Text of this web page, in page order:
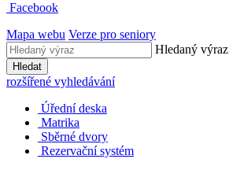
Facebook
Mapa webu Verze pro seniory
Hledaný výraz
Hledat
rozšířené vyhledávání
Úřední deska
Matrika
Sběrné dvory
Rezervační systém